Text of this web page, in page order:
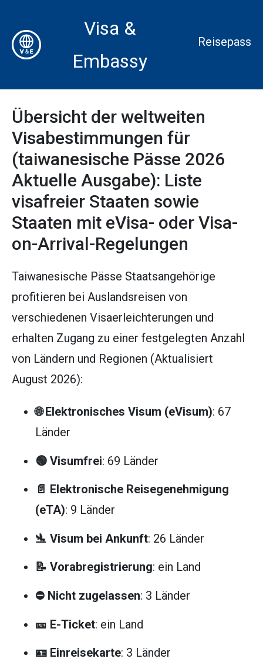
Visa &
Embassy
Reisepass
Übersicht der weltweiten
Visabestimmungen für
(taiwanesische Pässe 2026
Aktuelle Ausgabe): Liste
visafreier Staaten sowie
Staaten mit eVisa- oder Visa-
on-Arrival-Regelungen
Taiwanesische Pässe Staatsangehörige
profitieren bei Auslandsreisen von
verschiedenen Visaerleichterungen und
erhalten Zugang zu einer festgelegten Anzahl
von Ländern und Regionen (Aktualisiert
August 2026):
🌐 Elektronisches Visum (eVisum): 67
Länder
🟢 Visumfrei: 69 Länder
📄 Elektronische Reisegenehmigung
(eTA): 9 Länder
🛬 Visum bei Ankunft: 26 Länder
📝 Vorabregistrierung: ein Land
⛔ Nicht zugelassen: 3 Länder
🎫 E-Ticket: ein Land
🪪 Einreisekarte: 3 Länder